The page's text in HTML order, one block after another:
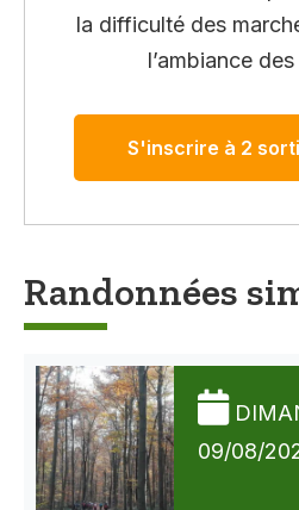
la difficulté des
l’ambiance
S'inscrire à 2
Randonnées
09/08/